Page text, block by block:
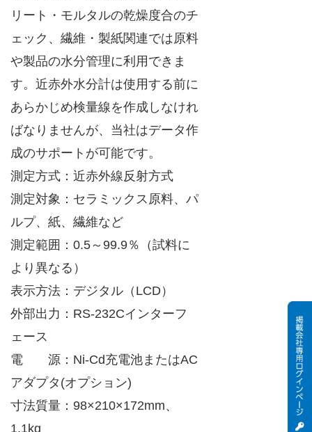
リート・モルタルの乾燥度合のチ
ェック、繊維・製紙関連では原料
や製品の水分管理に利用できま
す。近赤外水分計は使用する前に
あらかじめ検量線を作成しなけれ
ばなりませんが、当社はデータ作
成のサポートが可能です。
測定方式：近赤外線反射方式
測定対象：セラミックス原料、パ
ルプ、紙、繊維など
測定範囲：0.5～99.9％（試料に
より異なる）
表示方法：デジタル（LCD）
外部出力：RS-232Cインターフ
ェース
電 源：Ni-Cd充電池またはAC
アダプタ(オプション)
寸法質量：98×210×172mm、
1.1kg